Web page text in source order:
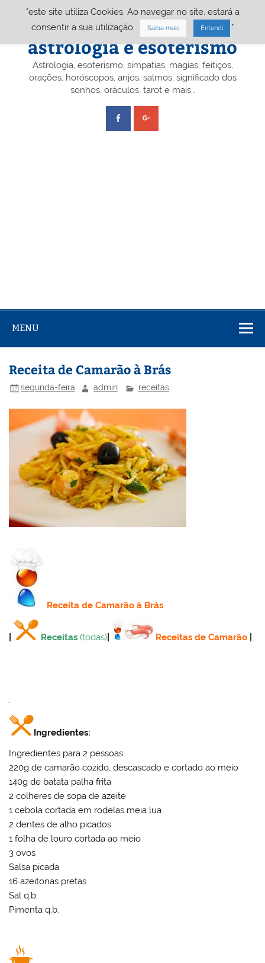
Portal A&E – Portal
astrologia e esoterismo
Astrologia, esoterismo, simpatias, magias, feitiços,
orações, horóscopos, anjos, salmos, significado dos
sonhos, oráculos, tarot e mais…
MENU
Receita de Camarão à Brás
segunda-feira admin receitas
Receitade Camarão à Brás
Receitas (todas) Receitas de Camarão
.
.
Ingredientes:
Ingredientes para 2 pessoas:
220g de camarão cozido, descascado e cortado ao meio
140g de batata palha frita
2 colheres de sopa de azeite
1 cebola cortada em rodelas meia lua
2 dentes de alho picados
1 folha de louro cortada ao meio
3 ovos
Salsa picada
16 azeitonas pretas
Sal q.b.
Pimenta q.b.
"este site utiliza Cookies. Ao navegar no site, estará a
consentir a sua utilização.
Saiba mais Entendi ."